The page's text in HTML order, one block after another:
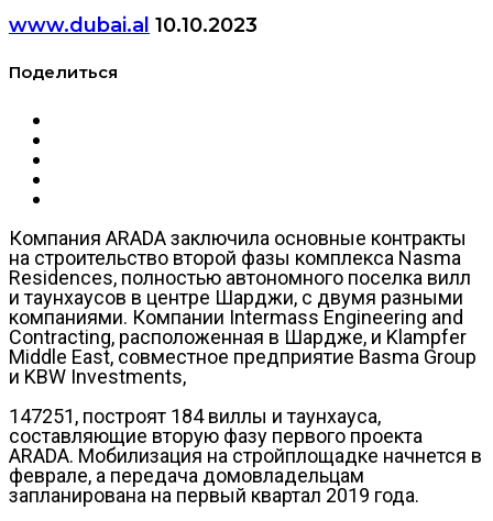
www.dubai.al 10.10.2023
Поделиться
Компания ARADA заключила основные контракты
на строительство второй фазы комплекса Nasma
Residences, полностью автономного поселка вилл
и таунхаусов в центре Шарджи, с двумя разными
компаниями. Компании Intermass Engineering and
Contracting, расположенная в Шардже, и Klampfer
Middle East, совместное предприятие Basma Group
и KBW Investments,
147251, построят 184 виллы и таунхауса,
составляющие вторую фазу первого проекта
ARADA. Мобилизация на стройплощадке начнется в
феврале, а передача домовладельцам
запланирована на первый квартал 2019 года.